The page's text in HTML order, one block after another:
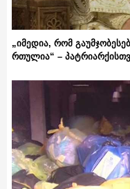
„იმედია, რომ
რთულია“ –